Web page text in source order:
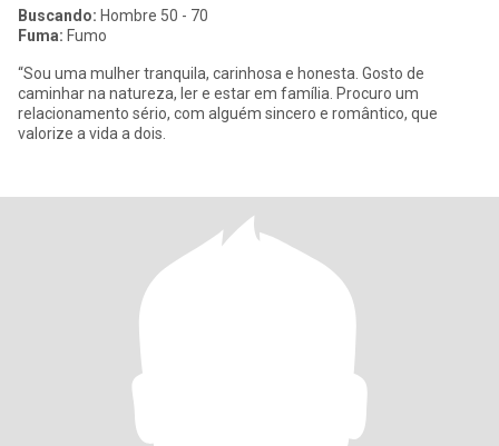
Buscando: Hombre 50 - 70
Fuma: Fumo
“Sou uma mulher tranquila, carinhosa e honesta. Gosto de
caminhar na natureza, ler e estar em família. Procuro um
relacionamento sério, com alguém sincero e romântico, que
valorize a vida a dois.